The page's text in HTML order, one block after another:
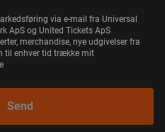
via e-mail fra Universal
ApS og United Tickets ApS
merchandise, nye udgivelser fra
til enhver tid trække mit